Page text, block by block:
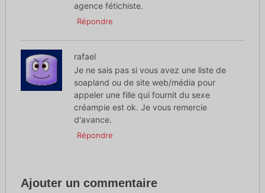
agence fétichiste.
Répondre
rafael
Je ne sais pas si vous avez une liste de
soapland ou de site web/média pour
appeler une fille qui fournit du sexe
créampie est ok. Je vous remercie
d'avance.
Répondre
Ajouter un commentaire